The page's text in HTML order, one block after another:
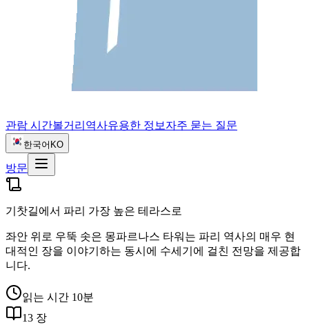
관람 시간볼거리 역사유용한 정보 자주 묻는 질문
한국어 KO
방문
기찻길에서 파리 가장 높은 테라스로
좌안 위로 우뚝 솟은 몽파르나스 타워는 파리 역사의 매우 현
대적인 장을 이야기하는 동시에 수세기에 걸친 전망을 제공합
니다.
읽는 시간 10분
13 장